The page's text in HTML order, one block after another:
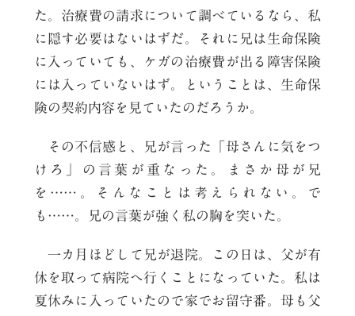
た。治療費の請求について調べているなら、私
に隠す必要はないはずだ。それに兄は生命保険
に入っていても、ケガの治療費が出る障害保険
には入っていないはず。ということは、生命保
険の契約内容を見ていたのだろうか。
その不信感と、兄が言った「母さんに気をつ
けろ」の言葉が重なった。まさか母が兄
を……。そんなことは考えられない。で
も……。兄の言葉が強く私の胸を突いた。
一カ月ほどして兄が退院。この日は、父が有
休を取って病院へ行くことになっていた。私は
夏休みに入っていたので家でお留守番。母も父